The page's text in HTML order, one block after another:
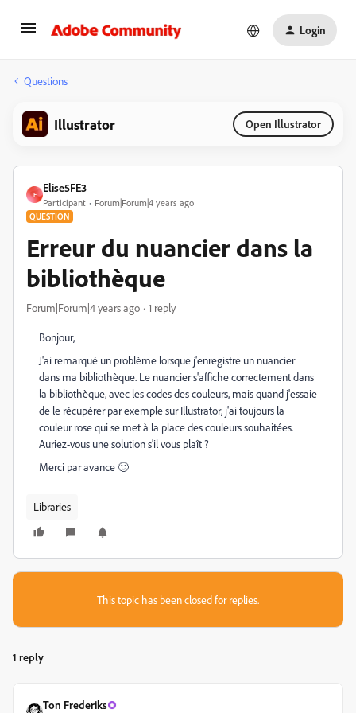
Login
Questions
Illustrator Open Illustrator
E
Elise5FE3
Participant Forum|Forum|4 years ago
QUESTION
Erreur du nuancier dans la
bibliothèque
Forum|Forum|4 years ago 1 reply
Bonjour,
J'ai remarqué un problème lorsque j'enregistre un nuancier
dans ma bibliothèque. Le nuancier s'affiche correctement dans
la bibliothèque, avec les codes des couleurs, mais quand j'essaie
de le récupérer par exemple sur Illustrator, j'ai toujours la
couleur rose qui se met à la place des couleurs souhaitées.
Auriez-vous une solution s'il vous plaît ?
Merci par avance 🙂
Libraries
This topic has been closed for replies.
1 reply
Ton Frederiks